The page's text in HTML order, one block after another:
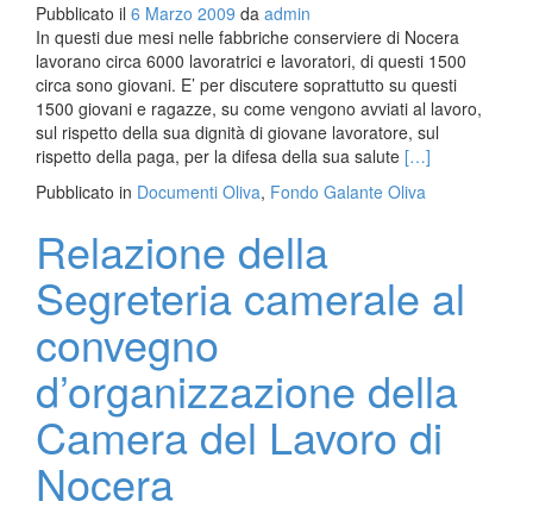
Pubblicato il 6 Marzo 2009 da admin
In questi due mesi nelle fabbriche conserviere di Nocera
lavorano circa 6000 lavoratrici e lavoratori, di questi 1500
circa sono giovani. E’ per discutere soprattutto su questi
1500 giovani e ragazze, su come vengono avviati al lavoro,
sul rispetto della sua dignità di giovane lavoratore, sul
rispetto della paga, per la difesa della sua salute Leggi
piùConvegno
per
un
per
difesa
[…]
Pubblicato in Documenti Oliva, Fondo Galante Oliva
Relazione della
Segreteria camerale al
convegno
d’organizzazione della
Camera del Lavoro di
Nocera